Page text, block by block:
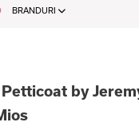
BRANDURI
by